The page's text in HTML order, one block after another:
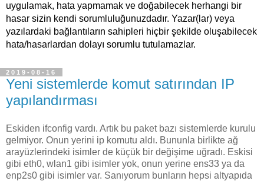
uygulamak, hata yapmamak ve doğabilecek herhangi bir
hasar sizin kendi sorumluluğunuzdadır. Yazar(lar) veya
yazılardaki bağlantıların sahipleri hiçbir şekilde oluşabilecek
hata/hasarlardan dolayı sorumlu tutulamazlar.
2019-08-16
Yeni sistemlerde komut satırından IP
yapılandırması
Eskiden ifconfig vardı. Artık bu paket bazı sistemlerde kurulu
gelmiyor. Onun yerini ip komutu aldı. Bununla birlikte ağ
arayüzlerindeki isimler de küçük bir değişime uğradı. Eskisi
gibi eth0, wlan1 gibi isimler yok, onun yerine ens33 ya da
enp2s0 gibi isimler var. Sanıyorum bunların hepsi altyapıda